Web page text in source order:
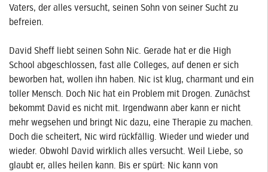
Vaters, der alles versucht, seinen Sohn von seiner Sucht zu
befreien.
David Sheff liebt seinen Sohn Nic. Gerade hat er die High
School abgeschlossen, fast alle Colleges, auf denen er sich
beworben hat, wollen ihn haben. Nic ist klug, charmant und ein
toller Mensch. Doch Nic hat ein Problem mit Drogen. Zunächst
bekommt David es nicht mit. Irgendwann aber kann er nicht
mehr wegsehen und bringt Nic dazu, eine Therapie zu machen.
Doch die scheitert, Nic wird rückfällig. Wieder und wieder und
wieder. Obwohl David wirklich alles versucht. Weil Liebe, so
glaubt er, alles heilen kann. Bis er spürt: Nic kann von